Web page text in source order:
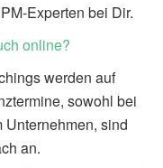
Experten bei Dir.
online?
werden auf
sowohl bei
sind
an.